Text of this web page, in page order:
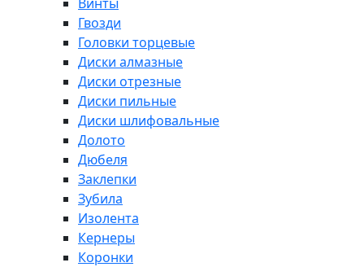
Гвозди
Головки торцевые
Диски алмазные
Диски отрезные
Диски пильные
Диски шлифовальные
Долото
Дюбеля
Заклепки
Зубила
Изолента
Кернеры
Коронки